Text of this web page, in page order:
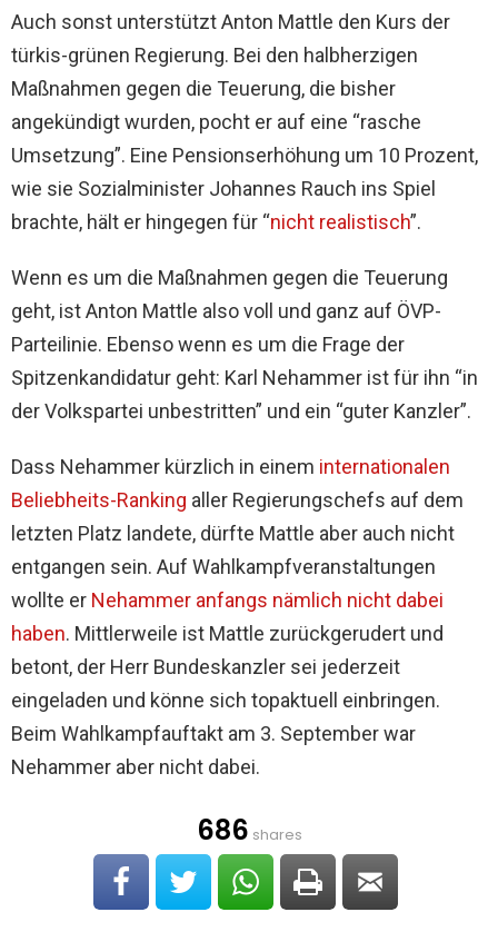
Auch sonst unterstützt Anton Mattle den Kurs der
türkis-grünen Regierung. Bei den halbherzigen
Maßnahmen gegen die Teuerung, die bisher
angekündigt wurden, pocht er auf eine “rasche
Umsetzung”. Eine Pensionserhöhung um 10 Prozent,
wie sie Sozialminister Johannes Rauch ins Spiel
brachte, hält er hingegen für “nicht realistisch”.
Wenn es um die Maßnahmen gegen die Teuerung
geht, ist Anton Mattle also voll und ganz auf ÖVP-
Parteilinie. Ebenso wenn es um die Frage der
Spitzenkandidatur geht: Karl Nehammer ist für ihn “in
der Volkspartei unbestritten” und ein “guter Kanzler”.
Dass Nehammer kürzlich in einem internationalen
Beliebheits-Ranking aller Regierungschefs auf dem
letzten Platz landete, dürfte Mattle aber auch nicht
entgangen sein. Auf Wahlkampfveranstaltungen
wollte er Nehammer anfangs nämlich nicht dabei
haben. Mittlerweile ist Mattle zurückgerudert und
betont, der Herr Bundeskanzler sei jederzeit
eingeladen und könne sich topaktuell einbringen.
Beim Wahlkampfauftakt am 3. September war
Nehammer aber nicht dabei.
686 shares